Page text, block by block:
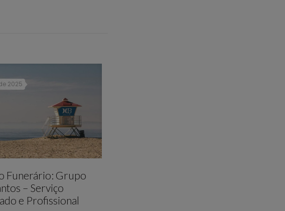
2025
Funerário: Grupo
– Serviço
e Profissional